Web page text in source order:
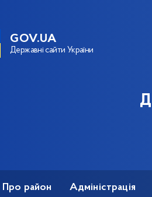
GOV.UA
Державні сайти України
Про район Адміністрація